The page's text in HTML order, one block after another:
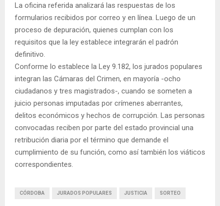
La oficina referida analizará las respuestas de los
formularios recibidos por correo y en línea. Luego de un
proceso de depuración, quienes cumplan con los
requisitos que la ley establece integrarán el padrón
definitivo.
Conforme lo establece la Ley 9.182, los jurados populares
integran las Cámaras del Crimen, en mayoría -ocho
ciudadanos y tres magistrados-, cuando se someten a
juicio personas imputadas por crímenes aberrantes,
delitos económicos y hechos de corrupción. Las personas
convocadas reciben por parte del estado provincial una
retribución diaria por el término que demande el
cumplimiento de su función, como así también los viáticos
correspondientes.
CÓRDOBA JURADOS POPULARES JUSTICIA SORTEO